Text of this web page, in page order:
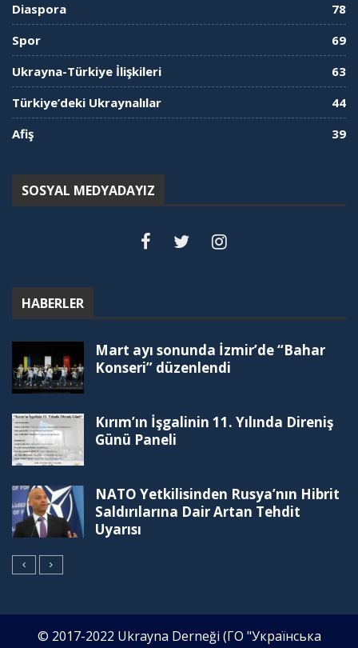
Diaspora
78
Spor
69
Ukrayna-Türkiye İlişkileri
63
Türkiye’deki Ukraynalılar
44
Afiş
39
SOSYAL MEDYADAYIZ
HABERLER
Mart ayı sonunda İzmir’de “Bahar
Konseri” düzenlendi
Kırım’ın İşgalinin 11. Yılında Direniş
Günü Paneli
NATO Yetkilisinden Rusya’nın Hibrit
Saldırılarına Dair Artan Tehdit
Uyarısı
© 2017-2022 Ukrayna Derneği (ГО "Українська